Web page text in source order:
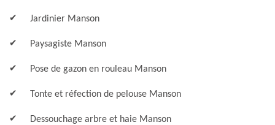
Jardinier Manson
Paysagiste Manson
Pose de gazon en rouleau Manson
Tonte et réfection de pelouse Manson
Dessouchage arbre et haie Manson